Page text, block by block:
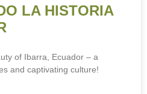
LA HISTORIA
of Ibarra, Ecuador – a
and captivating culture!